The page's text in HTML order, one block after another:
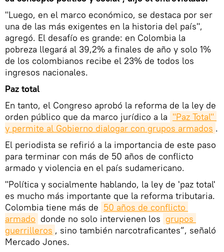
"Luego, en el marco económico, se destaca por ser
una de las más exigentes en la historia del país",
agregó. El desafío es grande: en Colombia la
pobreza llegará al 39,2% a finales de año y solo 1%
de los colombianos recibe el 23% de todos los
ingresos nacionales.
Paz total
En tanto, el Congreso aprobó la reforma de la ley de
orden público que da marco jurídico a la "Paz Total"
y permite al Gobierno dialogar con grupos armados .
El periodista se refirió a la importancia de este paso
para terminar con más de 50 años de conflicto
armado y violencia en el país sudamericano.
"Política y socialmente hablando, la ley de 'paz total'
es mucho más importante que la reforma tributaria.
Colombia tiene más de 50 años de conflicto
armado donde no solo intervienen los grupos
guerrilleros , sino también narcotraficantes”, señaló
Mercado Jones.